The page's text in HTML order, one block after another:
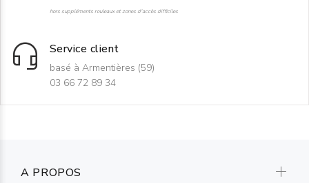
hors suppléments rouleaux et zones d'accès difficiles
Service client
basé à Armentières (59)
03 66 72 89 34
A PROPOS